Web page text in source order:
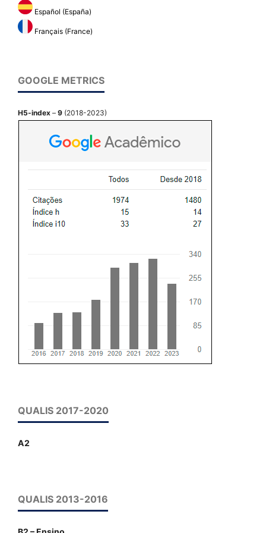
Español (España)
Français (France)
GOOGLE METRICS
H5-index – 9 (2018-2023)
QUALIS 2017-2020
A2
QUALIS 2013-2016